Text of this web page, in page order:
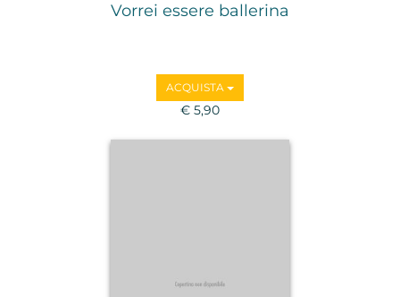
Vorrei essere ballerina
ACQUISTA
€ 5,90